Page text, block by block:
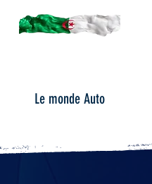
Le monde Auto